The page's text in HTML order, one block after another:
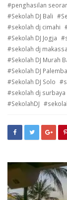
penghasilan
Sekolah DJ Bali
sekolah dj cimahi
Sekolah DJ Jogja
sekolah dj
Sekolah DJ Murah
Sekolah DJ
Sekolah DJ Solo
sekolah dj surbaya
SekolahDJ